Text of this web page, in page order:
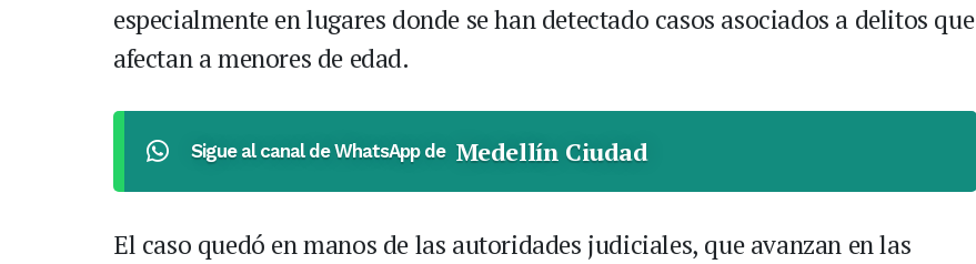
especialmente en lugares donde se han detectado casos asociados a delitos que
afectan a menores de edad.
Sigue al canal de WhatsApp de Medellín Ciudad
El caso quedó en manos de las autoridades judiciales, que avanzan en las